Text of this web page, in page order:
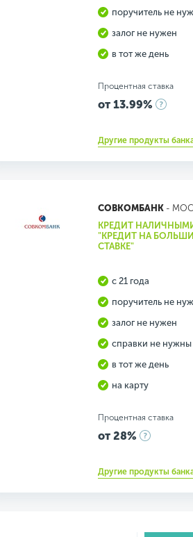
поручитель не
залог не нужен
в тот же день
Процентная ставка
от 13.99%
Другие продукты
СОВКОМБАНК-
КРЕДИТ
"КРЕДИТ НА
СТАВКЕ"
с 21 года
поручитель не
залог не нужен
справки не нужны
в тот же день
на карту
Процентная ставка
от 28%
Другие продукты